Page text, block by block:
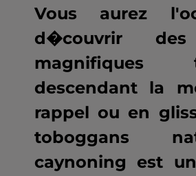
Vous aurez
d�couvrir des
descendant la
rappel ou en
toboggans
caynoning est